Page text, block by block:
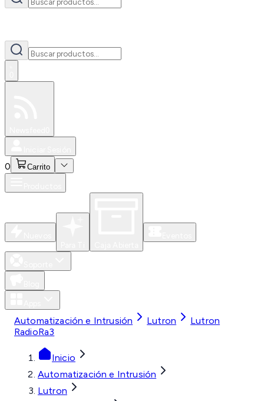
0 Carrito
Automatización e Intrusión Lutron
Lutron
RadioRa3
Inicio
Automatización e Intrusión
Lutron